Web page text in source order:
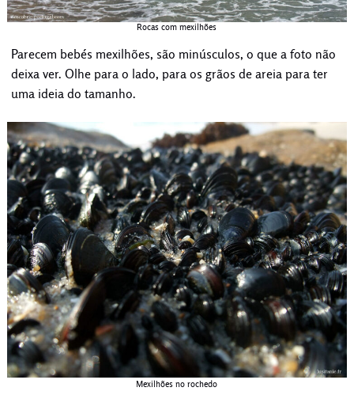
Rocas com mexilhões
Parecem bebés mexilhões, são minúsculos, o que a foto não
deixa ver. Olhe para o lado, para os grãos de areia para ter
uma ideia do tamanho.
Mexilhões no rochedo